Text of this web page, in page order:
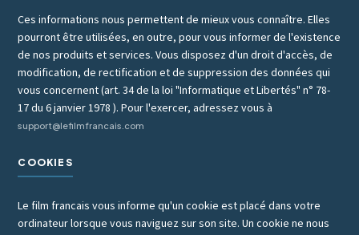
Ces informations nous permettent de mieux vous connaître. Elles
pourront être utilisées, en outre, pour vous informer de l'existence
de nos produits et services. Vous disposez d'un droit d'accès, de
modification, de rectification et de suppression des données qui
vous concernent (art. 34 de la loi "Informatique et Libertés" n° 78-
17 du 6 janvier 1978 ). Pour l'exercer, adressez vous à
support@lefilmfrancais.com
COOKIES
Le film francais vous informe qu'un cookie est placé dans votre
ordinateur lorsque vous naviguez sur son site. Un cookie ne nous